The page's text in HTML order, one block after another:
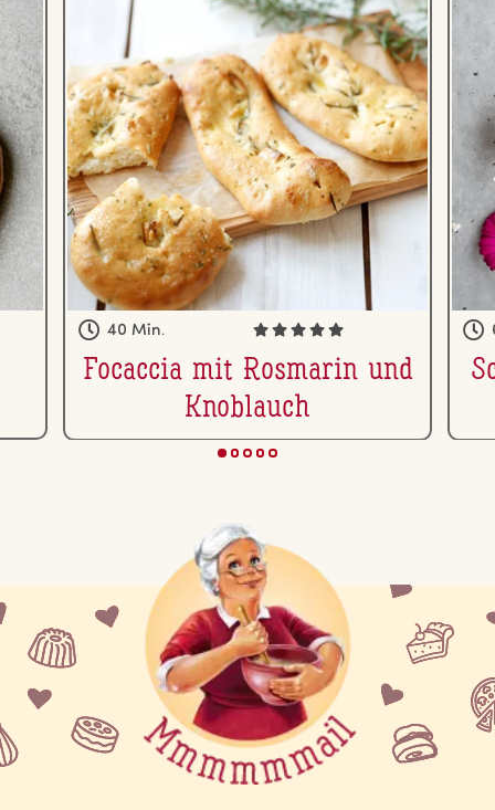
40 Min.
Focaccia mit Rosmarin und
Knoblauch